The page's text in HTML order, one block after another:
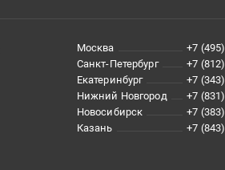
Москва
+7
Санкт-Петербург
+7
Екатеринбург
+7
Нижний Новгород
+7
Новосибирск
+7
Казань
+7